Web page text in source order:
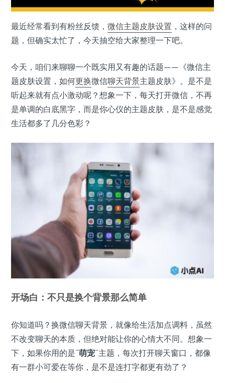
最近经常看到有粉丝反馈， 微信主题皮肤设置 ，这样的问
题，但确实太忙了，今天抽空给大家整理一下吧。
今天，咱们来聊聊一个既实用又有趣的话题——《微信主
题皮肤设置，如何更换微信聊天背景主题皮肤》。是不是
听起来就有点小激动呢？想象一下，每天打开微信，不再
是单调的白底黑字，而是你心仪的主题皮肤，是不是感觉
生活都多了几分色彩？
开场白：不只是换个背景那么简单
你知道吗？换微信聊天背景，就像给生活加点调料，虽然
不改变聊天的本质，但绝对能让你的心情大不同。想象一
下，如果你用的是“萌宠”主题，每次打开聊天窗口，都像
有一群小可爱在等你，是不是连打字都更有劲了？